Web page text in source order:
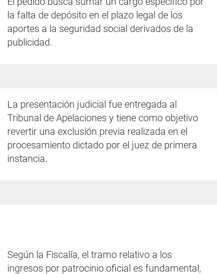
la falta de depósito en el plazo legal de los
aportes a la seguridad social derivados de la
publicidad.
La presentación judicial fue entregada al
Tribunal de Apelaciones y tiene como objetivo
revertir una exclusión previa realizada en el
procesamiento dictado por el juez de primera
instancia.
Según la Fiscalía, el tramo relativo a los
ingresos por patrocinio oficial es fundamental,